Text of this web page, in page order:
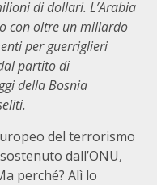
di dollari. L’Arabia
con oltre un miliardo
per guerriglieri
partito di
della Bosnia
del terrorismo
dall’ONU,
perché? Alì lo